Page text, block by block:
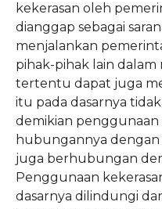
kekerasan oleh
dianggap sebagai
menjalankan
pihak-pihak lain dalam
tertentu dapat juga
itu pada dasarnya
demikian penggunaan
hubungannya
juga berhubungan
Penggunaan
dasarnya dilindungi